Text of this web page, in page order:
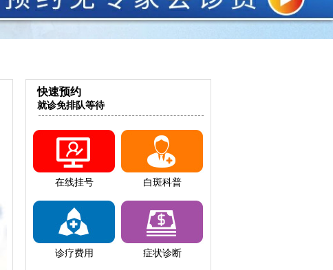
快速预约
就诊免排队等待
在线挂号 白斑科普
诊疗费用 症状诊断